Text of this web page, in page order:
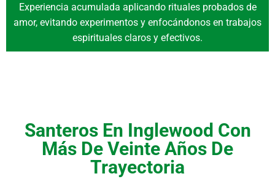
Experiencia acumulada aplicando rituales probados de
amor, evitando experimentos y enfocándonos en trabajos
espirituales claros y efectivos.
Santeros En Inglewood Con
Más De Veinte Años De
Trayectoria